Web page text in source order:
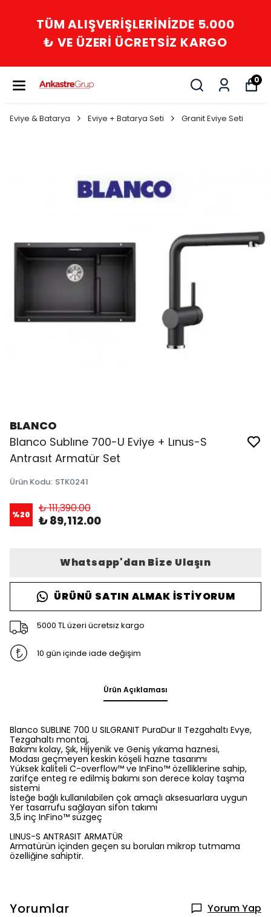
İLETİŞİM : 0532 480 60
0216 594 83 26
0
Eviye & Batarya Eviye + Batarya Seti Granit Eviye Seti
BLANCO
Blanco Sublıne 700-U Eviye + Lınus-S
Antrasıt Armatür Set
Ürün Kodu: STK0241
%20 ₺ 111,390.00
₺ 89,112.00
Whatsapp'dan Bize Ulaşın
ÜRÜNÜ SATIN ALMAK İSTIYORUM
5000 TL üzeri ücretsiz kargo
10 gün içinde iade değişim
Ürün Açıklaması
Blanco SUBLINE 700 U SILGRANIT PuraDur II Tezgahaltı Evye,
Tezgahaltı montaj,
Bakımı kolay, Şık, Hijyenik ve Geniş yıkama haznesi,
Modası geçmeyen keskin köşeli hazne tasarımı
Yüksek kaliteli C-overflow™ ve InFino™ özelliklerine sahip,
zarifçe enteg re edilmiş bakımı son derece kolay taşma
sistemi
İsteğe bağlı kullanılabilen çok amaçlı aksesuarlara uygun
Yer tasarrufu sağlayan sifon takımı
3,5 inç InFino™ süzgeç
LINUS-S ANTRASIT ARMATÜR
Armatürün içinden geçen su boruları mikrop tutmama
özelliğine sahiptir.
Yorumlar Yorum Yap